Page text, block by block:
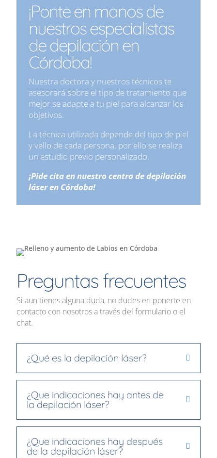
¡Ponte en manos de
nuestros especialistas
de depilación en
Córdoba!
Nuestra doctora y nuestros técnicos te
asesorará sobre el tipo de tratamiento que
mejor se adapte a tu piel para alcanzar los
objetivos.
La técnica utilizada depende del tipo de piel
y vello de cada persona, por ello se realiza
un estudio previo personalizado.
¡Pide cita en nuestro centro de depilación
láser en Córdoba!
Preguntas frecuentes
Si aun tienes alguna duda, no dudes en ponerte en
contacto con nosotros a través del formulario o el
chat.
¿Qué es la depilación láser?
¿Que indicaciones hay antes de
la depilación láser?
¿Que indicaciones hay después
de la depilación láser?